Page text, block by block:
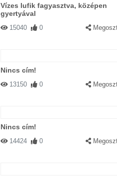
Vízes lufik fagyasztva, középen
gyertyával
15040 0
Nincs cím!
13150 0
Nincs cím!
14424 0